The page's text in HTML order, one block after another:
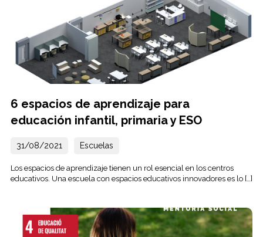
6 espacios de aprendizaje para
educación infantil, primaria y ESO
31/08/2021 Escuelas
Los espacios de aprendizaje tienen un rol esencial en los centros
educativos. Una escuela con espacios educativos innovadores es lo […]